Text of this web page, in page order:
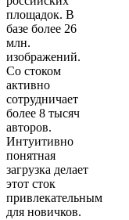
площадок. В
базе более 26
млн.
изображений.
Со стоком
активно
сотрудничает
более 8 тысяч
авторов.
Интуитивно
понятная
загрузка делает
этот сток
привлекательным
для новичков.